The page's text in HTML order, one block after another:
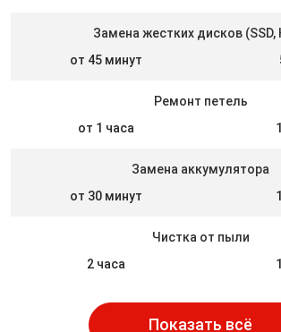
Замена жестких дисков (SSD,
от 45 минут
Ремонт петель
от 1 часа
Замена аккумулятора
от 30 минут
Чистка от пыли
2 часа
Показать всё